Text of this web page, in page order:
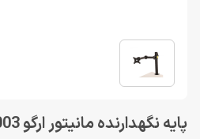
پایه نگهدارنده مانیتور ارگو Ergo WLA003